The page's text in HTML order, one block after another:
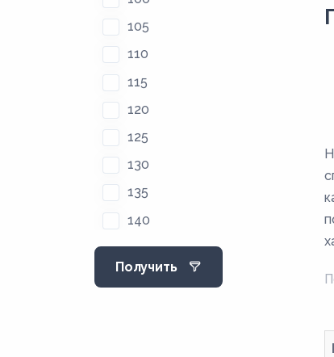
105
110
115
120
125
130
135
140
145
150
Получить